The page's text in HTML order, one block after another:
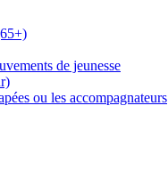
de jeunesse
ou les accompagnateurs